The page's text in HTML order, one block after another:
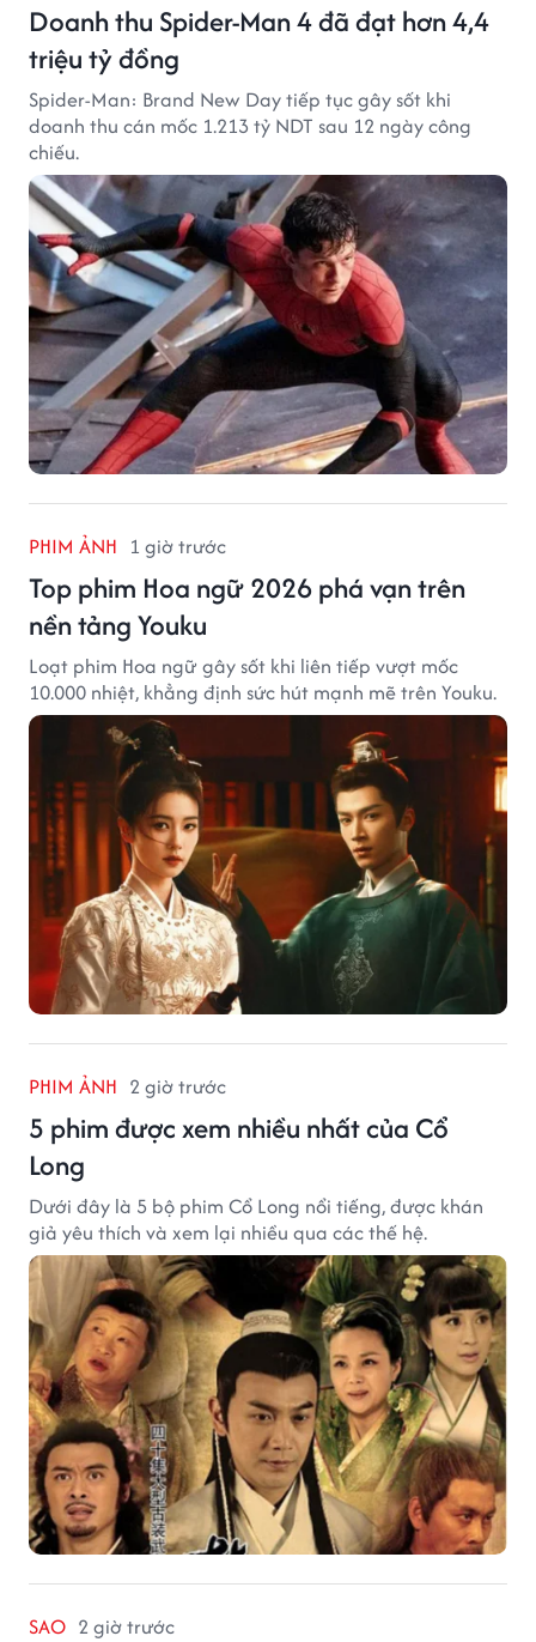
Doanh thu Spider-Man 4 đã đạt hơn 4,4
triệu tỷ đồng
Spider-Man: Brand New Day tiếp tục gây sốt khi
doanh thu cán mốc 1.213 tỷ NDT sau 12 ngày công
chiếu.
PHIM ẢNH 1 giờ trước
Top phim Hoa ngữ 2026 phá vạn trên
nền tảng Youku
Loạt phim Hoa ngữ gây sốt khi liên tiếp vượt mốc
10.000 nhiệt, khẳng định sức hút mạnh mẽ trên Youku.
PHIM ẢNH 2 giờ trước
5 phim được xem nhiều nhất của Cổ
Long
Dưới đây là 5 bộ phim Cổ Long nổi tiếng, được khán
giả yêu thích và xem lại nhiều qua các thế hệ.
SAO 2 giờ trước